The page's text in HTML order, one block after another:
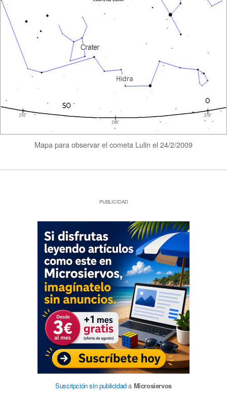
Mapa para observar el cometa Lulin el 24/2/2009
PUBLICIDAD
Suscripción sin publicidada Microsiervos